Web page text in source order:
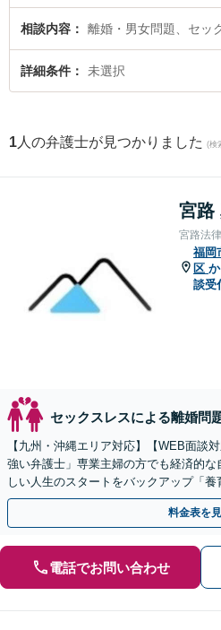
実績豊富な近くの弁護士を検索したい』『
離婚問題を法律相談できる福岡市城南区内
お困りの相談者さんにおすすめです。
相談内容 離婚・男女問題、セッ
詳細条件 未選択
1 人の弁護士が見つかりました (検
宮路
宮路法
福岡
区
談受
セックスレスによる離婚問
【九州・沖縄エリア対応】【WEB面談
強い弁護士」専業主婦の方でも経済的
しい人生のスタートをバックアップ「
せ」経営者特有の離婚問題に対応【休日
料金表を
電話でお問い合わせ